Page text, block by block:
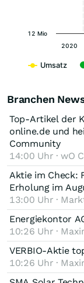
Umsatz
2020
12 Mio
Branchen
Top-Artikel der
online.de und
Community
14:00 Uhr · wO
Aktie im Check:
Erholung im
13:00 Uhr ·
Energiekontor
10:26 Uhr ·
VERBIO-Aktie
10:26 Uhr ·